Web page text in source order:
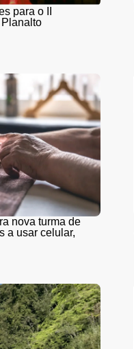
para o II
nova turma de
a usar celular,